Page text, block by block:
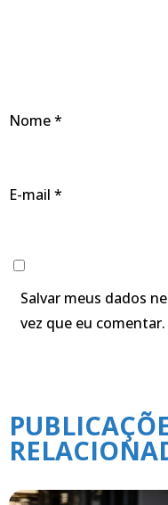
Nome*
E-mail *
Salvar meus dados
vez que eu comentar.